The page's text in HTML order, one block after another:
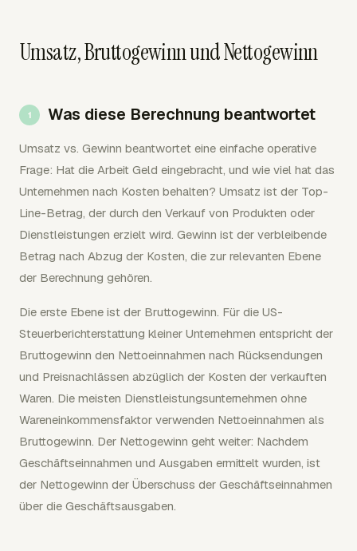
Umsatz, Bruttogewinn und Nettogewinn
Was diese Berechnung beantwortet
Umsatz vs. Gewinn beantwortet eine einfache operative
Frage: Hat die Arbeit Geld eingebracht, und wie viel hat das
Unternehmen nach Kosten behalten? Umsatz ist der Top-
Line-Betrag, der durch den Verkauf von Produkten oder
Dienstleistungen erzielt wird. Gewinn ist der verbleibende
Betrag nach Abzug der Kosten, die zur relevanten Ebene
der Berechnung gehören.
Die erste Ebene ist der Bruttogewinn. Für die US-
Steuerberichterstattung kleiner Unternehmen entspricht der
Bruttogewinn den Nettoeinnahmen nach Rücksendungen
und Preisnachlässen abzüglich der Kosten der verkauften
Waren. Die meisten Dienstleistungsunternehmen ohne
Wareneinkommensfaktor verwenden Nettoeinnahmen als
Bruttogewinn. Der Nettogewinn geht weiter: Nachdem
Geschäftseinnahmen und Ausgaben ermittelt wurden, ist
der Nettogewinn der Überschuss der Geschäftseinnahmen
über die Geschäftsausgaben.